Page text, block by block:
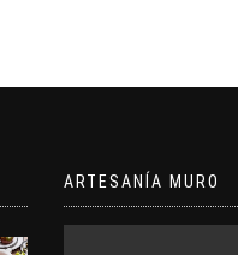
ARTESANÍA MURO